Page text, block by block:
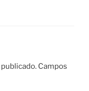
Campos